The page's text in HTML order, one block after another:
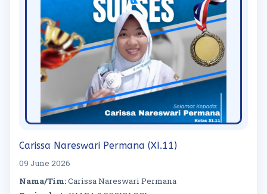
Carissa Nareswari Permana (XI.11)
09 June 2026
Nama/Tim:Carissa Nareswari Permana